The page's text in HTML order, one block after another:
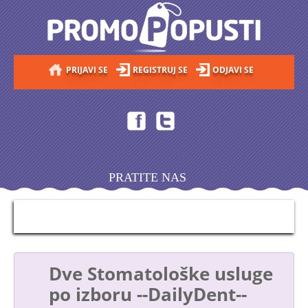
PRIJAVI SE REGISTRUJ SE ODJAVI SE
PRATITE NAS
Dve Stomatološke usluge
po izboru --DailyDent--